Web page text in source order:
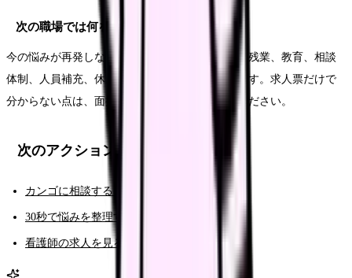
次の職場では何を確認すればいいですか？
今の悩みが再発しない条件を確認します。夜勤、残業、教育、相談
体制、人員補充、休みやすさ、給与の内訳などです。求人票だけで
分からない点は、面接や見学で具体的に聞いてください。
次のアクション
カンゴに相談する（AI相談）
30秒で悩みを整理する（悩み診断）
看護師の求人を見る